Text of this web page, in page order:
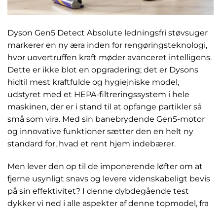
Dyson Gen5 Detect Absolute ledningsfri støvsuger
markerer en ny æra inden for rengøringsteknologi,
hvor uovertruffen kraft møder avanceret intelligens.
Dette er ikke blot en opgradering; det er Dysons
hidtil mest kraftfulde og hygiejniske model,
udstyret med et HEPA-filtreringssystem i hele
maskinen, der er i stand til at opfange partikler så
små som vira. Med sin banebrydende Gen5-motor
og innovative funktioner sætter den en helt ny
standard for, hvad et rent hjem indebærer.
Men lever den op til de imponerende løfter om at
fjerne usynligt snavs og levere videnskabeligt bevis
på sin effektivitet? I denne dybdegående test
dykker vi ned i alle aspekter af denne topmodel, fra